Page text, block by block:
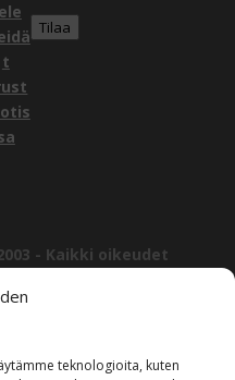
teknologioita, kuten
t
Tilaa
- Kaikki oikeudet
lukien tekstit, kuvat ja
omaisuutta, ellei
levittäminen tai muu